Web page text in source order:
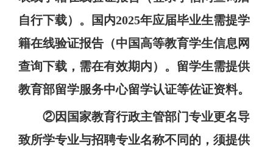
自行下载）。国内2025年应届毕业生需提学
籍在线验证报告（中国高等教育学生信息网
查询下载，需在有效期内）。留学生需提供
教育部留学服务中心留学认证等佐证资料。
②因国家教育行政主管部门专业更名导
致所学专业与招聘专业名称不同的，须提供